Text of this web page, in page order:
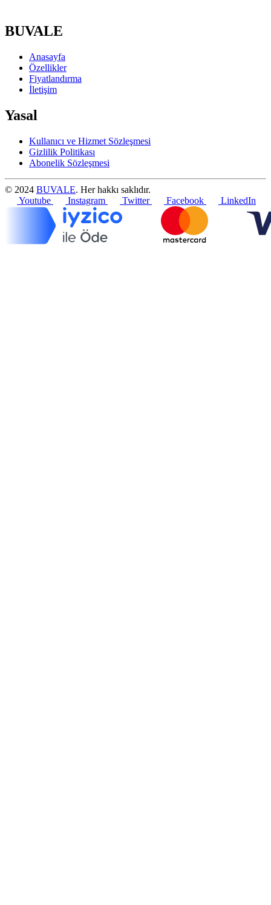
BUVALE
Anasayfa
Özellikler
Fiyatlandırma
İletişim
Yasal
Kullanıcı ve Hizmet Sözleşmesi
Gizlilik Politikası
Abonelik Sözleşmesi
© 2024 BUVALE. Her hakkı saklıdır.
Youtube
Instagram Twitter Facebook LinkedIn